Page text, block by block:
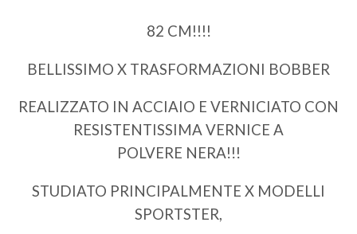
82 CM!!!!
BELLISSIMO X TRASFORMAZIONI BOBBER
REALIZZATO IN ACCIAIO E VERNICIATO CON
RESISTENTISSIMA VERNICE A
POLVERE NERA!!!
STUDIATO PRINCIPALMENTE X MODELLI
SPORTSTER,